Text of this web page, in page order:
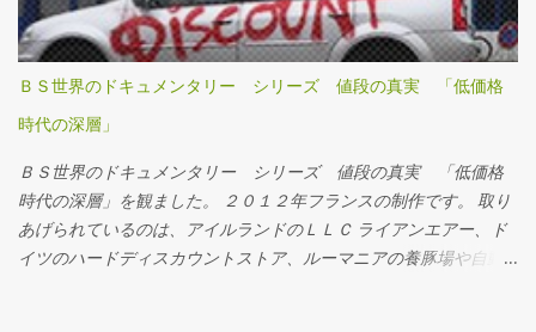
ストールすることにしました。 その顛末をまとめておきます。
ＢＳ世界のドキュメンタリー シリーズ 値段の真実 「低価格
時代の深層」
ＢＳ世界のドキュメンタリー シリーズ 値段の真実 「低価格
時代の深層」を観ました。 ２０１２年フランスの制作です。 取り
あげられているのは、アイルランドのＬＬＣ ライアンエアー、ド
イツのハードディスカウントストア、ルーマニアの養豚場や自動